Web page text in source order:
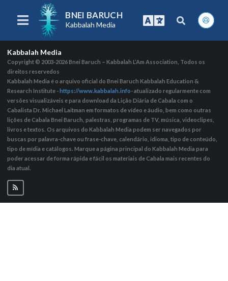
BNEI BARUCH
Kabbalah Media
Kabbalah Media
Copyright © 2003-2026Bnei Baruch – Kabbalah L’Am Association, Todos os
direitos reservedos
Kabbalah Media é o arquivo oficial do Bnei Baruch Kabbalah Education &
Research Institute -https://www.kabbalah.info- atualizado regularmente com
versões visualizáveis ​​e para download da Lição Diária de Cabala com o
Cabalista Dr. Michael Laitman em formatos de vídeo e áudio, bem como outras
lições de Cabala Bnei Baruch, palestras, programas de TV, música, videoclipes,
livros e textos. Os arquivos do Kabbalah Media podem ser navegados por
buscas por palavra-chave ou frase-chave, calendário, idioma, tipo de conteúdo,
tipo de mídia e catálogos. Marque a página principal do Kabbalah Media para
poder acessar de forma rápida e fácil os materiais de Cabala mais recentes do
dia atual.